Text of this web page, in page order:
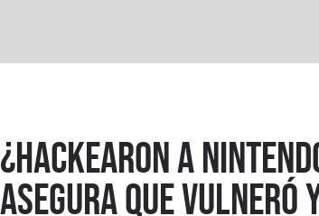
¿Hackearon a
asegura que vulneró